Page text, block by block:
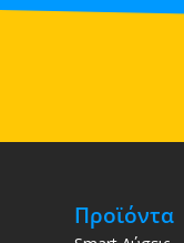
Προϊόντα